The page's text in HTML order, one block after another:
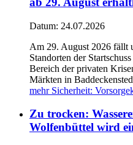
Datum: 24.07.2026
Am 29. August 2026 fällt
Standorten der
Bereich der privaten
Märkten in
mehr Sicherheit:
Zu trocken:
Wolfenbüttel wird